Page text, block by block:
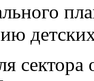
сектора